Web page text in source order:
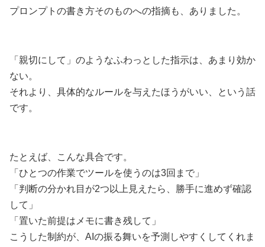
プロンプトの書き方そのものへの指摘も、ありました。
「親切にして」のようなふわっとした指示は、あまり効か
ない。
それより、具体的なルールを与えたほうがいい、という話
です。
たとえば、こんな具合です。
「ひとつの作業でツールを使うのは3回まで」
「判断の分かれ目が2つ以上見えたら、勝手に進めず確認
して」
「置いた前提はメモに書き残して」
こうした制約が、AIの振る舞いを予測しやすくしてくれま